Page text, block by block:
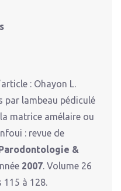
: Ohayon L.
par lambeau pédiculé
matrice amélaire ou
: revue de
&
2007. Volume 26
115 à 128.